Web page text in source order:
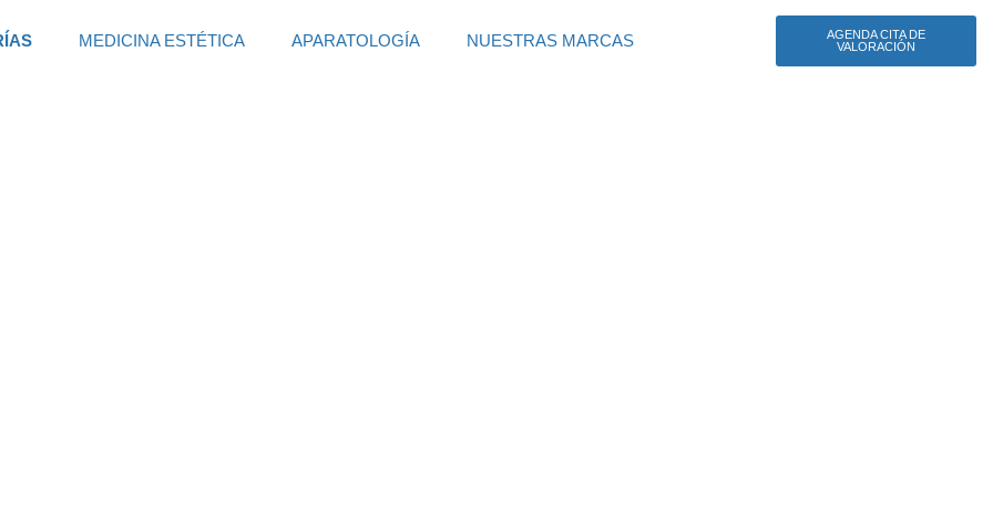
MEDICINA ESTÉTICA APARATOLOGÍA NUESTRAS MARCAS
AGENDA CITA DE
VALORACIÓN